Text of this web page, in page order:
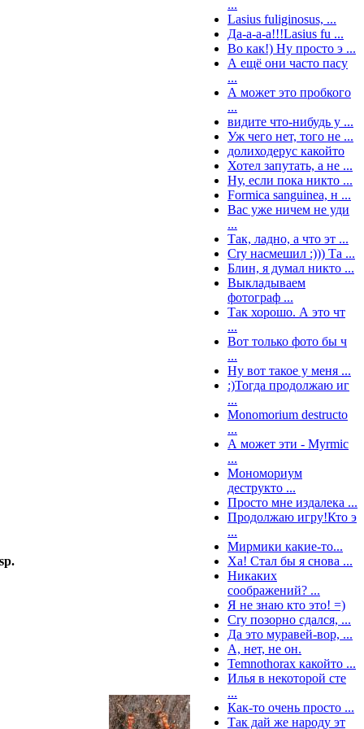
sp.
...
Lasius fuliginosus, ...
Да-а-а-а!!!Lasius fu ...
Во как!) Ну просто э ...
А ещё они часто пасу
...
А может это пробкого
...
видите что-нибудь у ...
Уж чего нет, того не ...
долиходерус какойто
Хотел запутать, а не ...
Ну, если пока никто ...
Formica sanguinea, н ...
Вас уже ничем не уди
...
Так, ладно, а что эт ...
Cry насмешил :))) Та ...
Блин, я думал никто ...
Выкладываем
фотограф ...
Так хорошо. А это чт
...
Вот только фото бы ч
...
Ну вот такое у меня ...
:)Тогда продолжаю иг
...
Monomorium destructo
...
А может эти - Myrmic
...
Мономориум
деструкто ...
Просто мне издалека ...
Продолжаю игру!Кто э
...
Мирмики какие-то...
Ха! Стал бы я снова ...
Никаких
соображений? ...
Я не знаю кто это! =)
Cry позорно сдался, ...
Да это муравей-вор, ...
А, нет, не он.
Temnothorax какойто ...
Илья в некоторой сте
...
Как-то очень просто ...
Так дай же народу эт